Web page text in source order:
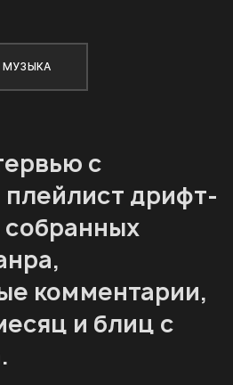
МУЗЫКА
с
дрифт-
комментарии,
и блиц с